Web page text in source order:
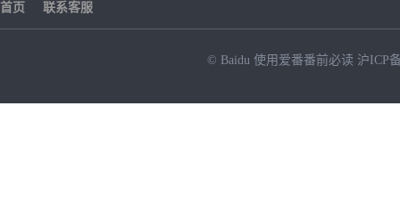
首页 联系客服
© Baidu 使用爱番番前必读 沪ICP